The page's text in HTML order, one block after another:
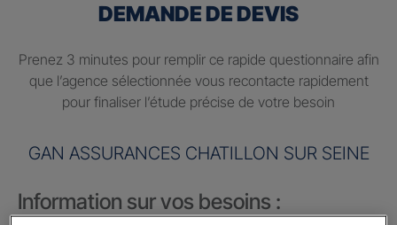
DEMANDE DE DEVIS
Prenez 3 minutes pour remplir ce rapide questionnaire afin
que l’agence sélectionnée vous recontacte rapidement
pour finaliser l’étude précise de votre besoin
GAN ASSURANCES CHATILLON SUR SEINE
Information sur vos besoins :